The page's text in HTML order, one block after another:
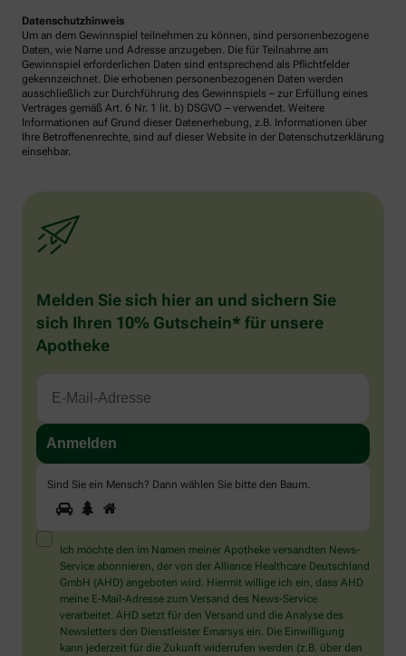
Datenschutzhinweis
Um an dem Gewinnspiel teilnehmen zu können, sind personenbezogene
Daten, wie Name und Adresse anzugeben. Die für Teilnahme am
Gewinnspiel erforderlichen Daten sind entsprechend als Pflichtfelder
gekennzeichnet. Die erhobenen personenbezogenen Daten werden
ausschließlich zur Durchführung des Gewinnspiels – zur Erfüllung eines
Vertrages gemäß Art. 6 Nr. 1 lit. b) DSGVO – verwendet. Weitere
Informationen auf Grund dieser Datenerhebung, z.B. Informationen über
Ihre Betroffenenrechte, sind auf dieser Website in der Datenschutzerklärung
einsehbar.
Melden Sie sich hier an und sichern Sie
sich Ihren 10% Gutschein* für unsere
Apotheke
Sind Sie ein Mensch? Dann wählen Sie bitte den Baum.
Sind
Sie
ein
Mensch?
Dann
wählen
Sie
bitte
den
Baum.
1 2
Ich möchte den im Namen meiner Apotheke versandten News-
Service abonnieren, der von der Alliance Healthcare Deutschland
GmbH (AHD) angeboten wird. Hiermit willige ich ein, dass AHD
meine E-Mail-Adresse zum Versand des News-Service
verarbeitet. AHD setzt für den Versand und die Analyse des
Newsletters den Dienstleister Emarsys ein. Die Einwilligung
kann jederzeit für die Zukunft widerrufen werden (z.B. über den